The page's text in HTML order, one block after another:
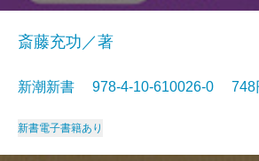
斎藤充功／著
新潮新書 978-4-10-610026-0
新書電子書籍あり